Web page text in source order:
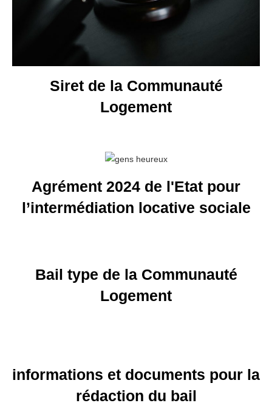
Siret de la Communauté
Logement
Agrément 2024 de l'Etat pour
l’intermédiation locative sociale
Bail type de la Communauté
Logement
informations et documents pour la
rédaction du bail